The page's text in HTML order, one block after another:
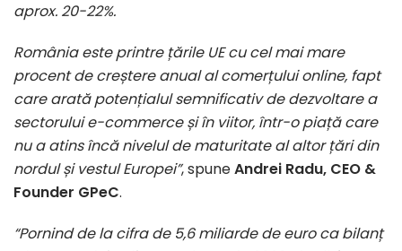
aprox. 20-22%.
România este printre țările UE cu cel mai mare
procent de creștere anual al comerțului online, fapt
care arată potențialul semnificativ de dezvoltare a
sectorului e-commerce și în viitor, într-o piață care
nu a atins încă nivelul de maturitate al altor țări din
nordul și vestul Europei”, spuneAndrei Radu, CEO &
Founder GPeC.
“Pornind de la cifra de 5,6 miliarde de euro ca bilanț